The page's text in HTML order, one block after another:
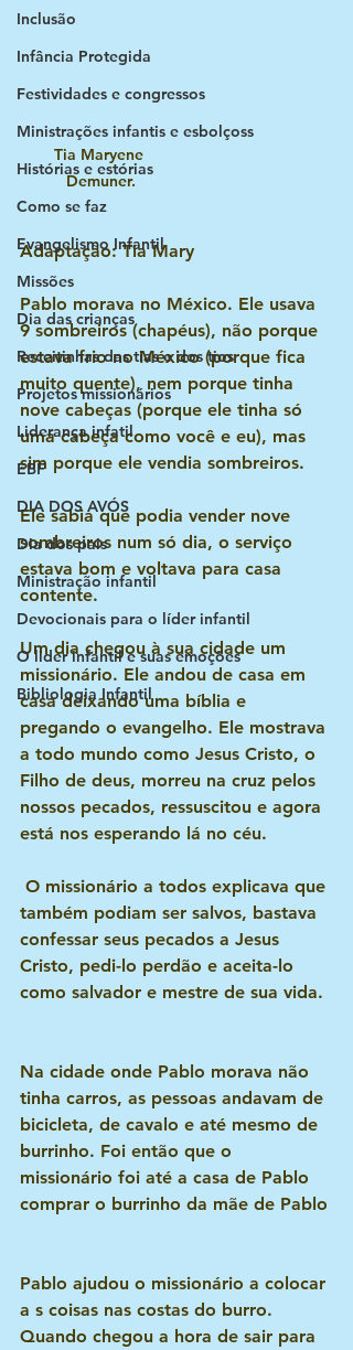
Inclusão
Infância Protegida
Festividades e congressos
Ministrações infantis e esbolçoss
Histórias e estórias
Como se faz
Evangelismo Infantil
Missões
Dia das crianças
Receitinhas das tias e dos tios
Projetos missionários
Liderança infatil
EBF
DIA DOS AVÓS
Dia dos pais
Ministração infantil
Devocionais para o líder infantil
O lider infantil e suas emoções
Bibliologia Infantil
Tia Maryene
Demuner.
Adaptação: Tia Mary
Pablo morava no México. Ele usava
9 sombreiros (chapéus), não porque
estava frio no México (porque fica
muito quente), nem porque tinha
nove cabeças (porque ele tinha só
uma cabeça como você e eu), mas
sim porque ele vendia sombreiros.
Ele sabia que podia vender nove
sombreiros num só dia, o serviço
estava bom e voltava para casa
contente.
Um dia chegou à sua cidade um
missionário. Ele andou de casa em
casa deixando uma bíblia e
pregando o evangelho. Ele mostrava
a todo mundo como Jesus Cristo, o
Filho de deus, morreu na cruz pelos
nossos pecados, ressuscitou e agora
está nos esperando lá no céu.
também podiam ser salvos, bastava
confessar seus pecados a Jesus
Cristo, pedi-lo perdão e aceita-lo
como salvador e mestre de sua vida.
Na cidade onde Pablo morava não
tinha carros, as pessoas andavam de
bicicleta, de cavalo e até mesmo de
burrinho. Foi então que o
missionário foi até a casa de Pablo
comprar o burrinho da mãe de Pablo
Pablo ajudou o missionário a colocar
a s coisas nas costas do burro.
Quando chegou a hora de sair para